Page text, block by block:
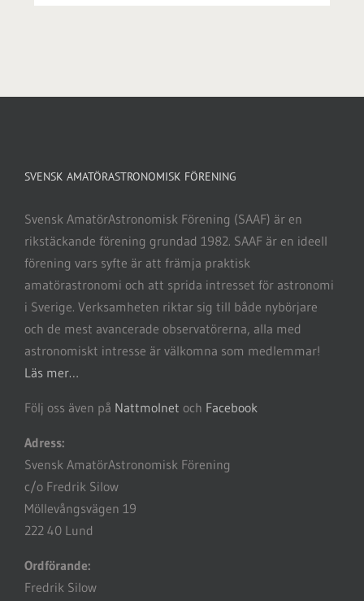
SVENSK AMATÖRASTRONOMISK FÖRENING
Svensk AmatörAstronomisk Förening (SAAF) är en
rikstäckande förening grundad 1982. SAAF är en ideell
förening vars syfte är att främja praktisk
amatörastronomi och att sprida intresset för astronomi
i Sverige. Verksamheten riktar sig till både nybörjare
och de mest avancerade observatörerna, alla med
astronomiskt intresse är välkomna som medlemmar!
Läs mer…
Följ oss även på Nattmolnet och Facebook
Adress:
Svensk AmatörAstronomisk Förening
c/o Fredrik Silow
Möllevångsvägen 19
222 40 Lund
Ordförande:
Fredrik Silow